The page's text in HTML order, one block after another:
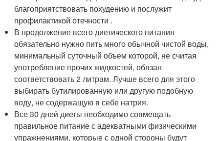
благоприятствовать похудению и послужит
профилактикой отечности .
В продолжение всего диетического питания
обязательно нужно пить много обычной чистой воды,
минимальный суточный объем которой, не считая
употребление прочих жидкостей, обязан
соответствовать 2 литрам. Лучше всего для этого
выбирать бутилированную или другую подобную
воду, не содержащую в себе натрия.
Все 30 дней диеты необходимо совмещать
правильное питание с адекватными физическими
упражнениями, которые с одной стороны будут